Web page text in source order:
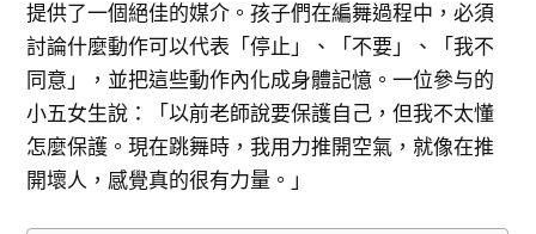
提供了一個絕佳的媒介。孩子們在編舞過程中，必須
討論什麼動作可以代表「停止」、「不要」、「我不
同意」，並把這些動作內化成身體記憶。一位參与的
小五女生說：「以前老師說要保護自己，但我不太懂
怎麼保護。現在跳舞時，我用力推開空氣，就像在推
開壞人，感覺真的很有力量。」